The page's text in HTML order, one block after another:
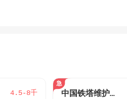
4.5-8千 中国铁塔维护技术员（北海市区方向）